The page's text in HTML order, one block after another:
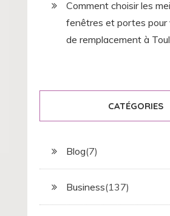
Comment choisir les
fenêtres et portes pour
de remplacement à
CATÉGORIES
Blog(7)
Business(137)